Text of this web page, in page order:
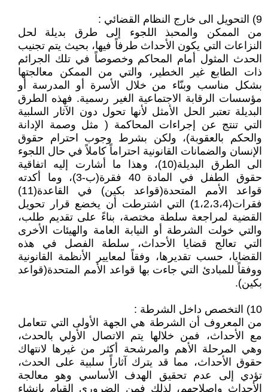
9) التحويل الى خارج النظام القضائي :
من الممكن والمحبذ اللجوء إلى طرق بديلة لحل
النزاعات التي يكون الأحداث طرفاً فيها، بحيث يتم تجنيب
الحدث المثول أمام المحاكم وخصوصاً في تلك الجرائم
ذات الطابع غير الخطير، والتي من الممكن معالجتها
بشكل مناسب وبنّاء من خلال الأسرة أو المدرسة أو
مؤسسات الرقابة الاجتماعية الغير رسمية. فهذه الطرق
البديلة تعتبر الحل الأمثل لأنها تحول دون الآثار السلبية
التي تنتج عن إجراءات المحاكمة ( مثل وصمة الإدانة
والحكم بالعقوبة)، ولكن بشرط وجوب احترام حقوق
الإنسان والضمانات القانونية احتراماً كاملاً في حال اللجوء
الى الطرق البديلة(10)، وهذا ما أشارت إليه اتفاقية
حقوق الطفل في المادة 40 فقرة(ب-3)، وما أكدته
قواعد الأمم المتحدة(قواعد بكين) في القاعدة(11)
فقرات(1،2،3،4) التي اشترطت أن يخضع قرار تحويل
القضية لمراجعة سلطة مختصة، بناءً على تقديم طلب،
والتي خولت الشرطة أو النيابة العامة والهيئات الأخرى
التي تعالج قضايا الأحداث، سلطة الفصل في هذه
القضايا، حسب تقديرها، وفقاً لمعايير الأنظمة القانونية
ووفقاً للمبادئ التي جاءت بها قواعد الأمم المتحدة(قواعد
بكين).
10) التخصص داخل الشرطة :
من المعروف أن الشرطة هي الجهة الأولى التي تتعامل
مع الأحداث، فمن خلالها يتم الاتصال الأولي بالحدث،
وهي المرحلة الأهم والمرشحة أكثر من غيرها لانتهاك
حقوق الأحداث، مما قد يترك آثاراً سلبية على الحدث،
تؤدي إلى عدم تحقيق الهدف الأساسي وهو معالجة
الأحداث واصلاحهم، لذلك فمن الضروري القيام بإنشاء